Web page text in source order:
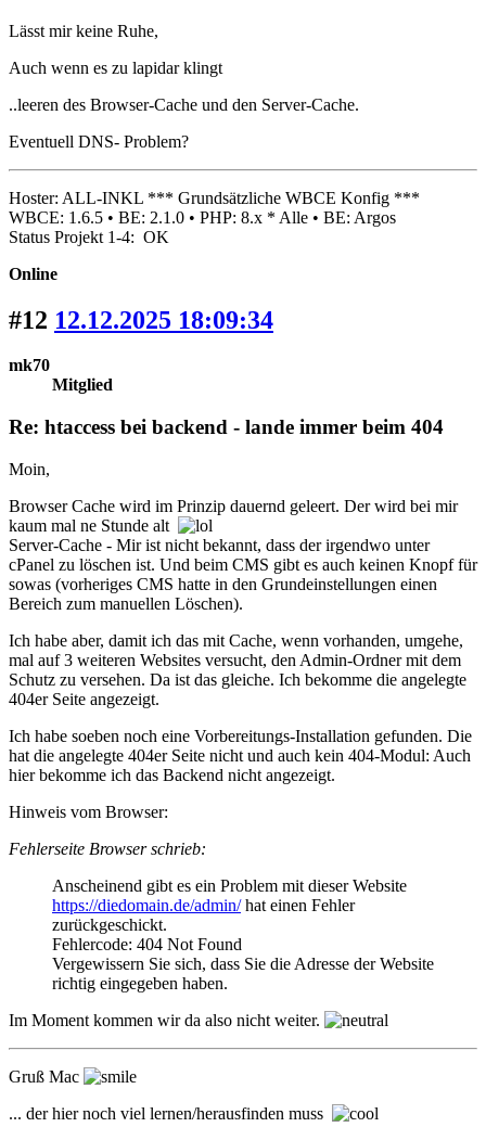
Lässt mir keine Ruhe,
Auch wenn es zu lapidar klingt
..leeren des Browser-Cache und den Server-Cache.
Eventuell DNS- Problem?
Hoster: ALL-INKL *** Grundsätzliche WBCE Konfig ***
WBCE: 1.6.5 • BE: 2.1.0 • PHP: 8.x * Alle • BE: Argos
Status Projekt 1-4: OK
Online
#12 12.12.2025 18:09:34
mk70
Mitglied
Re: htaccess bei backend - lande immer beim 404
Moin,
Browser Cache wird im Prinzip dauernd geleert. Der wird bei mir
kaum mal ne Stunde alt
Server-Cache - Mir ist nicht bekannt, dass der irgendwo unter
cPanel zu löschen ist. Und beim CMS gibt es auch keinen Knopf für
sowas (vorheriges CMS hatte in den Grundeinstellungen einen
Bereich zum manuellen Löschen).
Ich habe aber, damit ich das mit Cache, wenn vorhanden, umgehe,
mal auf 3 weiteren Websites versucht, den Admin-Ordner mit dem
Schutz zu versehen. Da ist das gleiche. Ich bekomme die angelegte
404er Seite angezeigt.
Ich habe soeben noch eine Vorbereitungs-Installation gefunden. Die
hat die angelegte 404er Seite nicht und auch kein 404-Modul: Auch
hier bekomme ich das Backend nicht angezeigt.
Hinweis vom Browser:
Fehlerseite Browser schrieb:
Anscheinend gibt es ein Problem mit dieser Website
https://diedomain.de/admin/hat einen Fehler
zurückgeschickt.
Fehlercode: 404 Not Found
Vergewissern Sie sich, dass Sie die Adresse der Website
richtig eingegeben haben.
Im Moment kommen wir da also nicht weiter.
Gruß Mac
... der hier noch viel lernen/herausfinden muss